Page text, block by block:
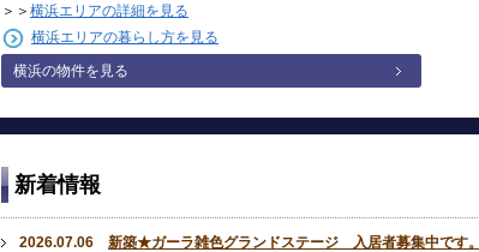
＞＞ 横浜エリアの詳細を見る
横浜エリアの暮らし方を見る
横浜の物件を見る
新着情報
2026.07.06 新築★ガーラ雑色グランドステージ 入居者募集中です。